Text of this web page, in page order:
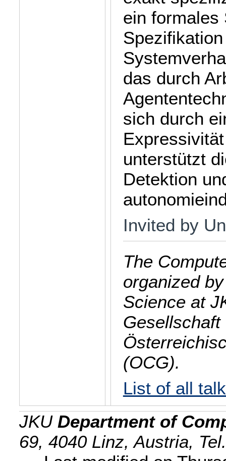
ein formales
das durch
sich durch
unterstützt
Detektion
Invited by
The
organized
Science at
(OCG).
List of all
JKU Department of
69, 4040 Linz, Austria,